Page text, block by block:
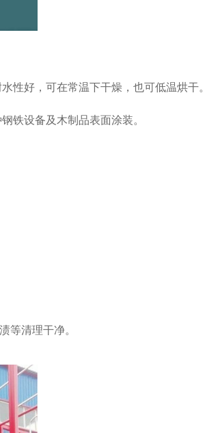
性好，可在常温下干燥，也可低温烘干。
铁设备及木制品表面涂装。
等清理干净。